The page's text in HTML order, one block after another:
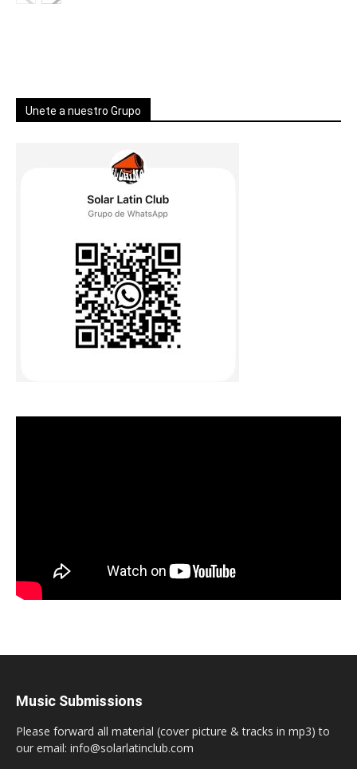
Unete a nuestro Grupo
Music Submissions
Please forward all material (cover picture & tracks in mp3) to
our email: info@solarlatinclub.com